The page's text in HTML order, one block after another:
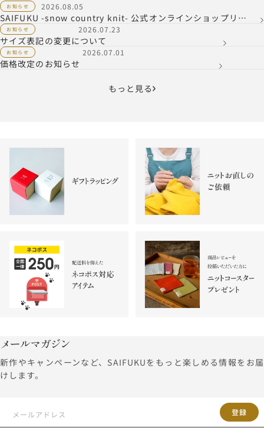
お知らせ 2026.08.05
SAIFUKU -snow country knit- 公式オンラインショップリニ
ューアルのお知らせ
お知らせ 2026.07.23
サイズ表記の変更について
お知らせ 2026.07.01
価格改定のお知らせ
もっと見る
メールマガジン
新作やキャンペーンなど、SAIFUKUをもっと楽しめる情報をお届
けします。
登録